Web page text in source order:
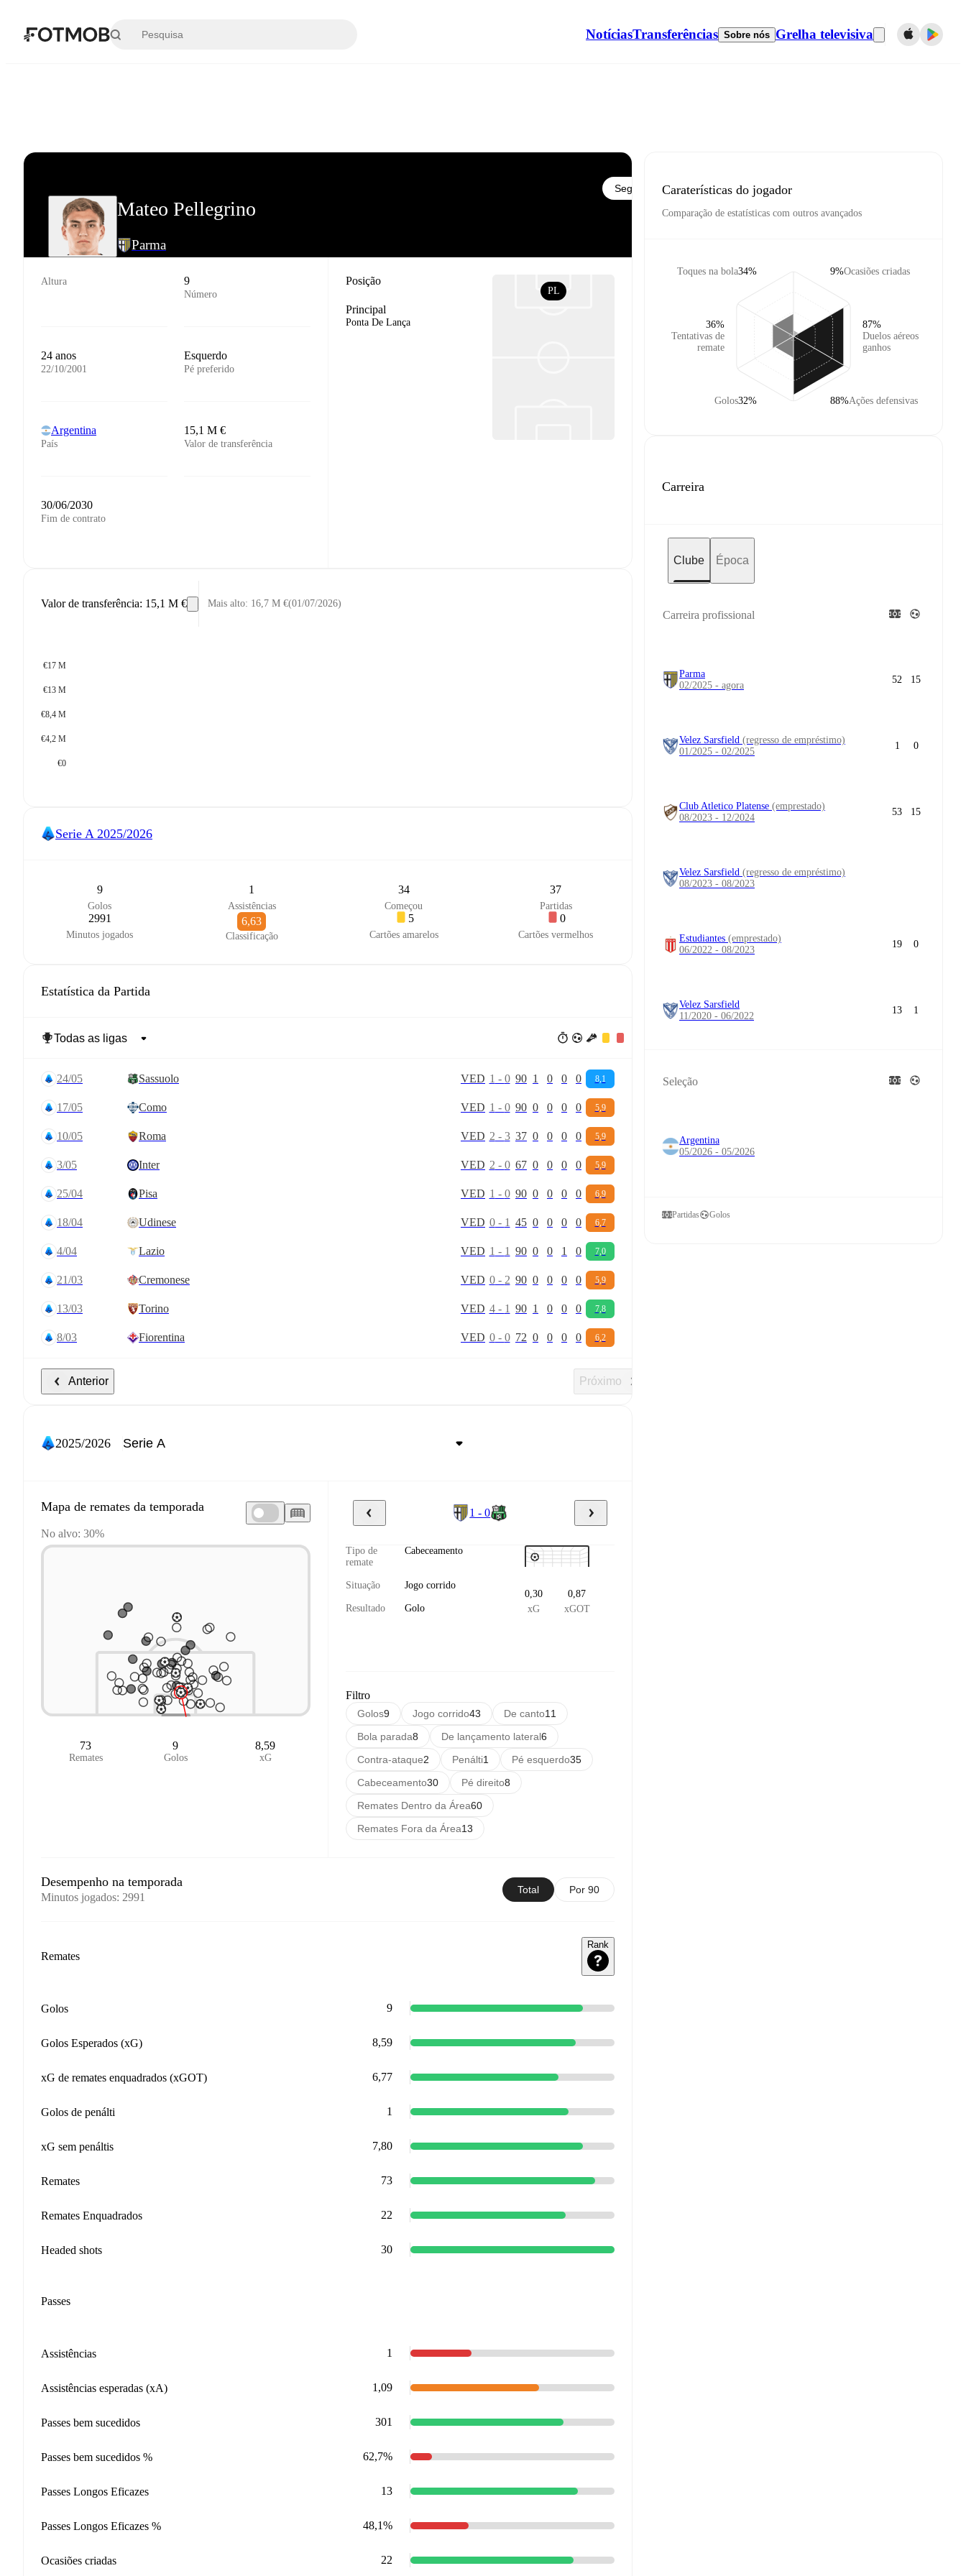
NotíciasTransferências Sobre nós Grelha televisiva
Mateo Pellegrino
Parma
Seguir
Altura 9
Número
24 anos
22/10/2001
Esquerdo
Pé preferido
Argentina
País
15,1 M €
Valor de transferência
30/06/2030
Fim de contrato
Posição
Principal
Ponta De Lança
PL
Valor de transferência: 15,1 M € Mais alto: 16,7 M €(01/07/2026)
€17 M
€13 M
€8,4 M
€4,2 M
€0
Serie A 2025/2026
9
Golos
1
Assistências
34
Começou
37
Partidas
2991
Minutos jogados
6,63
Classificação
5
Cartões amarelos
0
Cartões vermelhos
Estatística da Partida
24/05 Sassuolo VED 1 - 0 90 1 0 0 0 8,1
17/05 Como VED 1 - 0 90 0 0 0 0 5,9
10/05 Roma VED 2 - 3 37 0 0 0 0 5,9
3/05 Inter VED 2 - 0 67 0 0 0 0 5,9
25/04 Pisa VED 1 - 0 90 0 0 0 0 6,9
18/04 Udinese VED 0- 1 45 0 0 0 0 6,7
4/04 Lazio VED 1 - 1 90 0 0 1 0 7,0
21/03 Cremonese VED 0- 2 90 0 0 0 0 5,9
13/03 Torino VED 4- 1 90 1 0 0 0 7,8
8/03 Fiorentina VED 0- 0 72 0 0 0 0 6,2
Anterior Próximo
2025/2026
Mapa de remates da temporada
No alvo: 30%
73
Remates
9
Golos
8,59
xG
1 - 0
Tipo de
remate
Cabeceamento
Situação Jogo corrido
Resultado Golo
0,30
xG
0,87
xGOT
Filtro
Golos9 Jogo corrido43 De canto11
Bola parada8 De lançamento lateral6
Contra-ataque2 Penálti1 Pé esquerdo35
Cabeceamento30 Pé direito8
Remates Dentro da Área60
Remates Fora da Área13
Desempenho na temporada
Minutos jogados: 2991
Total Por 90
Remates
Rank
Golos 9
Golos Esperados (xG) 8,59
xG de remates enquadrados (xGOT) 6,77
Golos de penálti 1
xG sem penáltis 7,80
Remates 73
Remates Enquadrados 22
Headed shots 30
Passes
Assistências 1
Assistências esperadas (xA) 1,09
Passes bem sucedidos 301
Passes bem sucedidos % 62,7%
Passes Longos Eficazes 13
Passes Longos Eficazes % 48,1%
Ocasiões criadas 22
Caraterísticas do jogador
Comparação de estatísticas com outros avançados
Toques na bola34%
Tentativas de
remate
36%
Golos32%
Ocasiões criadas
9%
Duelos aéreos
ganhos
87%
Ações defensivas
88%
Carreira
Clube Época
Carreira profissional
Parma
02/2025 - agora
52 15
Velez Sarsfield (regresso de empréstimo)
01/2025 - 02/2025
1 0
Club Atletico Platense (emprestado)
08/2023 - 12/2024
53 15
Velez Sarsfield (regresso de empréstimo)
08/2023 - 08/2023
Estudiantes (emprestado)
06/2022 - 08/2023
19 0
Velez Sarsfield
11/2020 - 06/2022
13 1
Seleção
Argentina
05/2026 - 05/2026
Partidas Golos